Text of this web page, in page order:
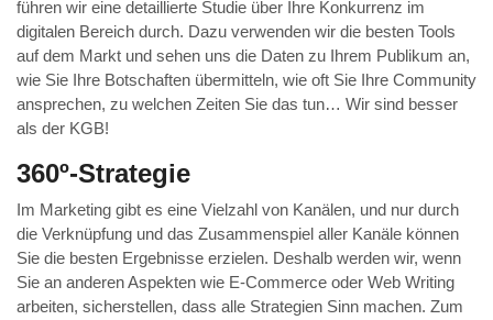
führen wir eine detaillierte Studie über Ihre Konkurrenz im
digitalen Bereich durch. Dazu verwenden wir die besten Tools
auf dem Markt und sehen uns die Daten zu Ihrem Publikum an,
wie Sie Ihre Botschaften übermitteln, wie oft Sie Ihre Community
ansprechen, zu welchen Zeiten Sie das tun… Wir sind besser
als der KGB!
360º-Strategie
Im Marketing gibt es eine Vielzahl von Kanälen, und nur durch
die Verknüpfung und das Zusammenspiel aller Kanäle können
Sie die besten Ergebnisse erzielen. Deshalb werden wir, wenn
Sie an anderen Aspekten wie E-Commerce oder Web Writing
arbeiten, sicherstellen, dass alle Strategien Sinn machen. Zum